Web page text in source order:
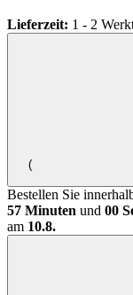
Lieferzeit: 1 - 2
(
Bestellen Sie
57 Minuten und 00
am 10.8.